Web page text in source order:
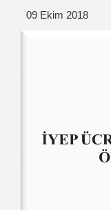
09 Ekim 2018